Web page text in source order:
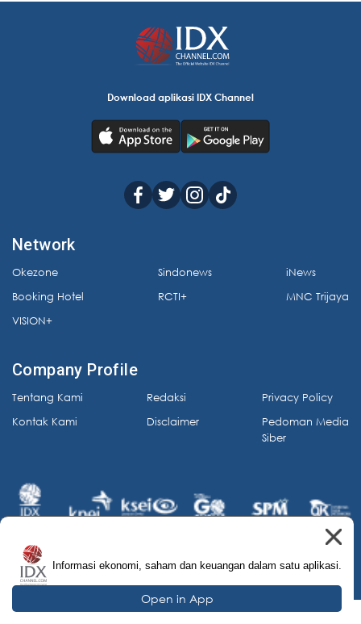
Download aplikasi IDX Channel
Network
Okezone
Booking Hotel
VISION+
Sindonews
RCTI+
iNews
MNC Trijaya
Company Profile
Tentang Kami
Kontak Kami
Redaksi
Disclaimer
Privacy Policy
Pedoman Media
Siber
© 2026 IDX Channel. All Rights Reserved.
Informasi ekonomi, saham dan keuangan dalam satu aplikasi.
Open in App